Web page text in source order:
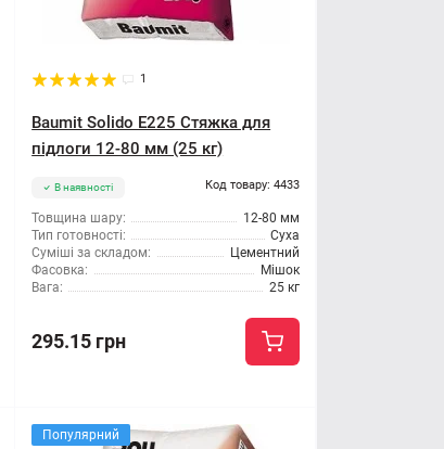
1
Baumit Solido E225 Стяжка для
підлоги 12-80 мм (25 кг)
В наявності Код товару: 4433
Товщина шару:
12-80 мм
Тип готовності:
Суха
Суміші за складом:
Цементний
Фасовка:
Мішок
Вага:
25 кг
295.15 грн
Популярний